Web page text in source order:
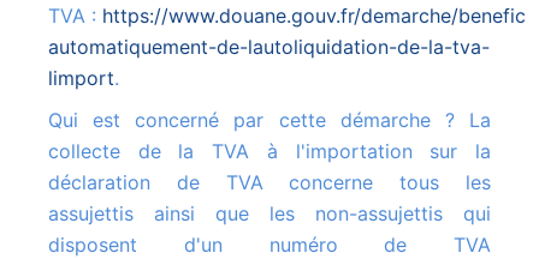
TVA : https://www.douane.gouv.fr/demarche/
automatiquement-de-lautoliquidation-de-la-tva-
limport.
Qui est concerné par cette démarche ? La
collecte de la TVA à l'importation sur la
déclaration de TVA concerne tous les
assujettis ainsi que les non-assujettis qui
disposent d'un numéro de TVA